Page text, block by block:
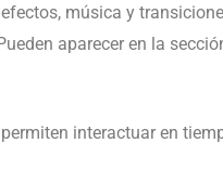
música y
aparecer en la
interactuar en